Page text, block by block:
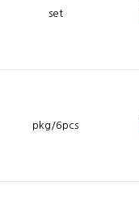
set
pkg/6pcs